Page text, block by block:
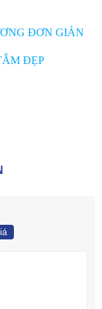
ĐƠN GIẢN
ĐẸP